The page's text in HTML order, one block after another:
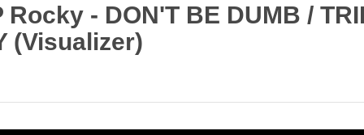
Rocky - DON'T BE DUMB /
(Visualizer)